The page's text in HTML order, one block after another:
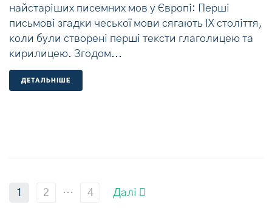
найстаріших писемних мов у Європі: Перші
письмові згадки чеської мови сягають IX століття,
коли були створені перші тексти глаголицею та
кирилицею. Згодом...
ДЕТАЛЬНIШЕ
1 2 … 4 Далі